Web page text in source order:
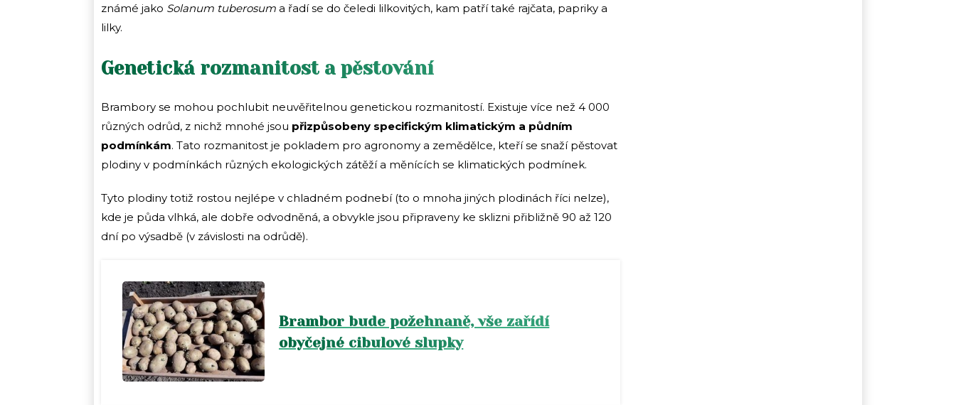
známé jako Solanum tuberosum a řadí se do čeledi lilkovitých, kam patří také rajčata, papriky a
lilky.
Genetická rozmanitost a pěstování
Brambory se mohou pochlubit neuvěřitelnou genetickou rozmanitostí. Existuje více než 4 000
různých odrůd, z nichž mnohé jsou přizpůsobeny specifickým klimatickým a půdním
podmínkám. Tato rozmanitost je pokladem pro agronomy a zemědělce, kteří se snaží pěstovat
plodiny v podmínkách různých ekologických zátěží a měnících se klimatických podmínek.
Tyto plodiny totiž rostou nejlépe v chladném podnebí (to o mnoha jiných plodinách říci nelze),
kde je půda vlhká, ale dobře odvodněná, a obvykle jsou připraveny ke sklizni přibližně 90 až 120
dní po výsadbě (v závislosti na odrůdě).
Brambor bude požehnaně, vše zařídí
obyčejné cibulové slupky